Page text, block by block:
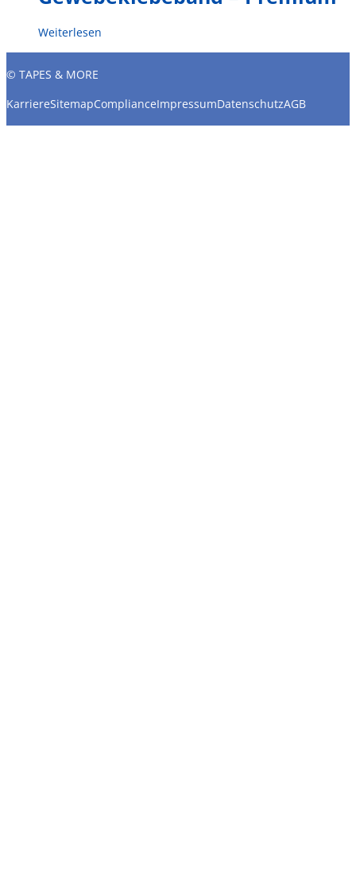
Weiterlesen
© TAPES & MORE
KarriereSitemapComplianceImpressumDatenschutzAGB